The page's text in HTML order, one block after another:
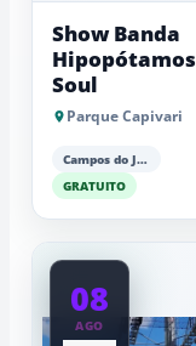
Show Banda
Hipopótamos
Soul
Parque Capivari
Campos do Jordão
GRATUITO
08
AGO